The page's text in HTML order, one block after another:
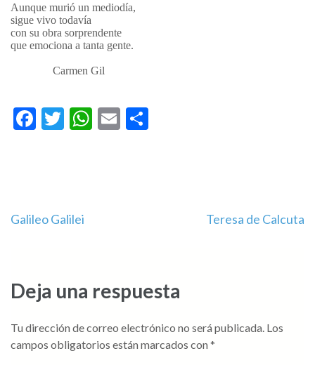
Aunque murió un mediodía,
sigue vivo todavía
con su obra sorprendente
que emociona a tanta gente.
Carmen Gil
Facebook
Twitter
WhatsApp
Email
Navegación
entradas
Galileo Galilei Teresa de Calcuta
Deja una respuesta
Tu dirección de correo electrónico no será publicada. Los
campos obligatorios están marcados con *